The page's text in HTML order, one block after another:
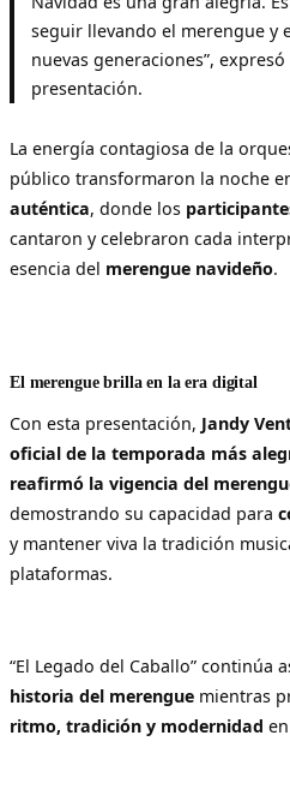
seguir llevando el merengue y
nuevas generaciones”,
presentación.
La energía contagiosa de la
público transformaron la noche
auténtica, donde los
cantaron y celebraron cada
esencia del merengue navideño.
El merengue brilla en la era digital
Con esta presentación, Jandy
oficial de la temporada más
reafirmó la vigencia del
demostrando su capacidad para
y mantener viva la tradición
plataformas.
“El Legado del Caballo” continúa
historia del merengue mientras
ritmo, tradición y modernidad